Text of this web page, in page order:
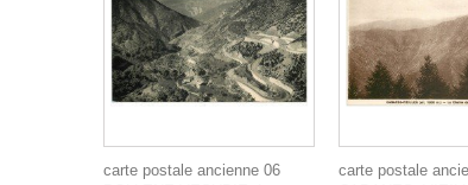
carte postale ancienne 06
carte postale